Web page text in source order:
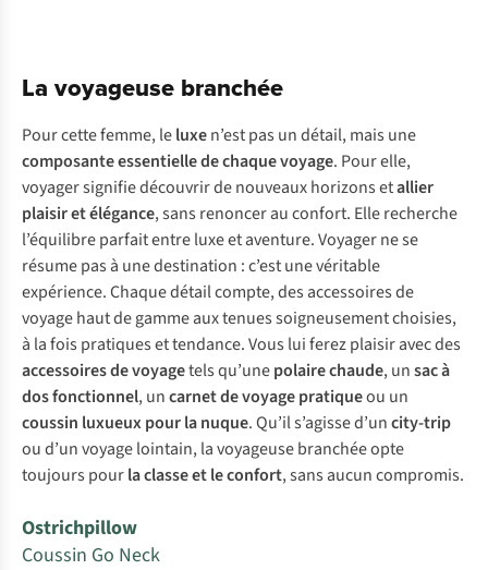
La voyageuse branchée
Pour cette femme, leluxen’est pas un détail, mais une
composante essentielle de chaque voyage. Pour elle,
voyager signifie découvrir de nouveaux horizons etallier
plaisir et élégance, sans renoncer au confort. Elle recherche
l’équilibre parfait entre luxe et aventure. Voyager ne se
résume pas à une destination : c’est une véritable
expérience. Chaque détail compte, des accessoires de
voyage haut de gamme aux tenues soigneusement choisies,
à la fois pratiques et tendance. Vous lui ferez plaisir avec des
accessoires de voyagetels qu’unepolaire chaude, unsac à
dos fonctionnel, uncarnet de voyage pratiqueou un
coussin luxueux pour la nuque. Qu’il s’agisse d’uncity-trip
ou d’un voyage lointain, la voyageuse branchée opte
toujours pourla classe et le confort, sans aucun compromis.
Ostrichpillow
Coussin Go Neck